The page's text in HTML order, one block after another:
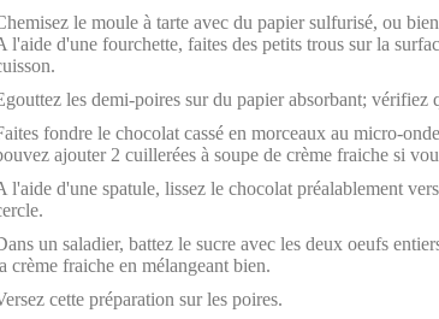
le moule à tarte avec du papier sulfurisé, ou
l'aide d'une fourchette, faites des petits trous sur la
les demi-poires sur du papier absorbant;
fondre le chocolat cassé en morceaux au micro-
ajouter 2 cuillerées à soupe de crème fraiche si
l'aide d'une spatule, lissez le chocolat préalablement
un saladier, battez le sucre avec les deux oeufs
crème fraiche en mélangeant bien.
cette préparation sur les poires.